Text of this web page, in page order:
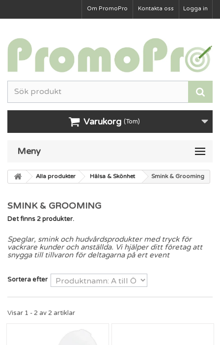
Logga in
Kontakta oss
Om PromoPro
Varukorg (Tom)
Meny
Alla produkter Hälsa & Skönhet Smink & Grooming
SMINK & GROOMING
Det finns 2 produkter.
Speglar, smink och hudvårdsprodukter med tryck för
vackrare kunder och anställda. Vi hjälper ditt företag att
snygga till tillvaron för deltagarna på ert event
Sortera efter
Visar 1 - 2 av 2 artiklar